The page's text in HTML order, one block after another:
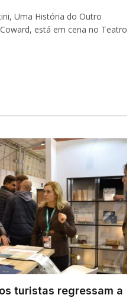
Uma História do Outro
está em cena no Teatro
turistas regressam a